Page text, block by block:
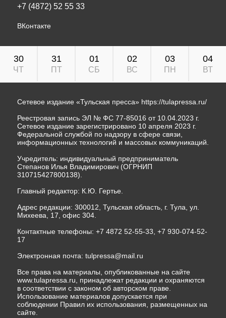
+7 (4872) 52 55 33
ВКонтакте
30
ЧТ
31
ПТ
01
СБ
02
ВС
03
ПН
04
ВТ
Сетевое издание «Тульская пресса» https://tulapressa.ru/
Реестровая запись ЭЛ № ФС 77-85016 от 10.04.2023 г.
Сетевое издание зарегистрировано 10 апреля 2023 г.
Федеральной службой по надзору в сфере связи,
информационных технологий и массовых коммуникаций.
Учредитель: индивидуальный предприниматель
Степанов Илья Владимирович (ОГРНИП
310715427800138).
Главный редактор: К.Ю. Гертье.
Адрес редакции: 300012, Тульская область, г. Тула, ул.
Михеева, 17, офис 304.
Контактные телефоны: +7 4872 52-55-33, +7 930-074-52-
17
Электронная почта: tulpressa@mail.ru
Все права на материалы, опубликованные на сайте
www.tulapressa.ru, принадлежат редакции и охраняются
в соответствии с законом об авторском праве.
Использование материалов допускается при
соблюдении Правил их использования, размещенных на
сайте.